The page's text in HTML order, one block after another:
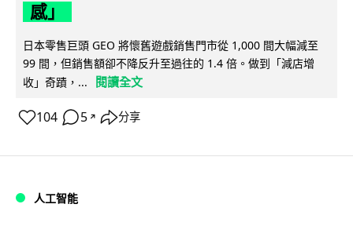
感」
日本零售巨頭 GEO 將懷舊遊戲銷售門市從 1,000 間大幅減至
99 間，但銷售額卻不降反升至過往的 1.4 倍。做到「減店增
收」奇蹟，...
閱讀全文
104 5 ↗ 分享
人工智能